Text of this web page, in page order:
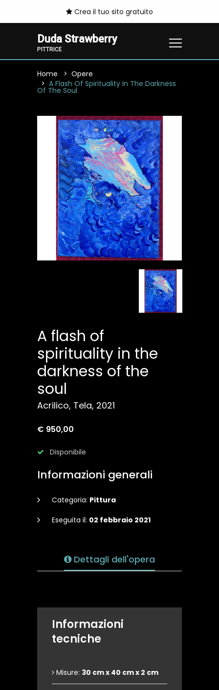
Crea il tuo sito gratuito
Duda Strawberry
PITTRICE
Home
Opere
A Flash Of Spirituality In The Darkness
Of The Soul
A flash of
spirituality in the
darkness of the
soul
Acrilico, Tela, 2021
€ 950,00
Disponibile
Informazioni generali
Categoria: Pittura
Eseguita il: 02 febbraio 2021
Dettagli dell'opera
Informazioni
tecniche
Misure: 30 cm x 40 cm x 2 cm